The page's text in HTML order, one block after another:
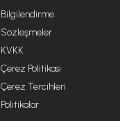
Bilgilendirme
Sözleşmeler
KVKK
Çerez Politikası
Çerez Tercihleri
Politikalar